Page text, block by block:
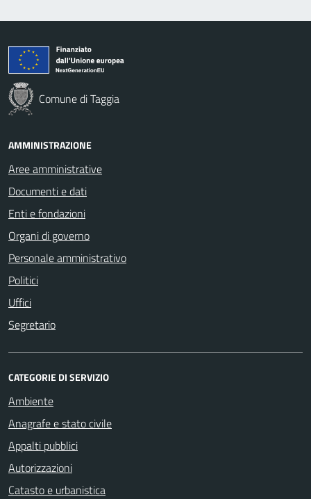
Comune di Taggia
AMMINISTRAZIONE
Aree amministrative
Documenti e dati
Enti e fondazioni
Organi di governo
Personale amministrativo
Politici
Uffici
Segretario
CATEGORIE DI SERVIZIO
Ambiente
Anagrafe e stato civile
Appalti pubblici
Autorizzazioni
Catasto e urbanistica